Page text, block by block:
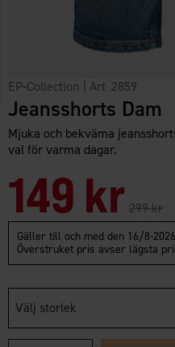
EP-Collection | Art 2859
Jeansshorts Dam
Mjuka och bekväma
val för varma dagar.
149 kr 299 kr
Gäller till och med den 16/8-
Överstruket pris avser lägsta
Välj storlek